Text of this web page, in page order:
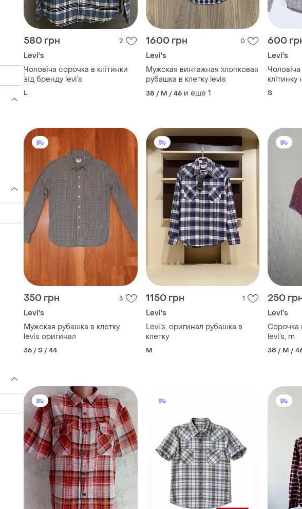
580 грн 2
Levi's
Чоловіча сорочка в клітинки
від бренду levi’s
L
1600 грн 0
Levi's
Мужская винтажная хлопковая
рубашка в клетку levis
38 / M / 46 и еще 1
600
Levi's
vintage
S
350 грн 3
Levi's
Мужская рубашка в клетку
levis оригинал
36 / S / 44
1150 грн 1
Levi's
Levi’s, оригинал рубашка в
клетку
M
250
Levi's
Сорочка
levi’s, m
38 / M /